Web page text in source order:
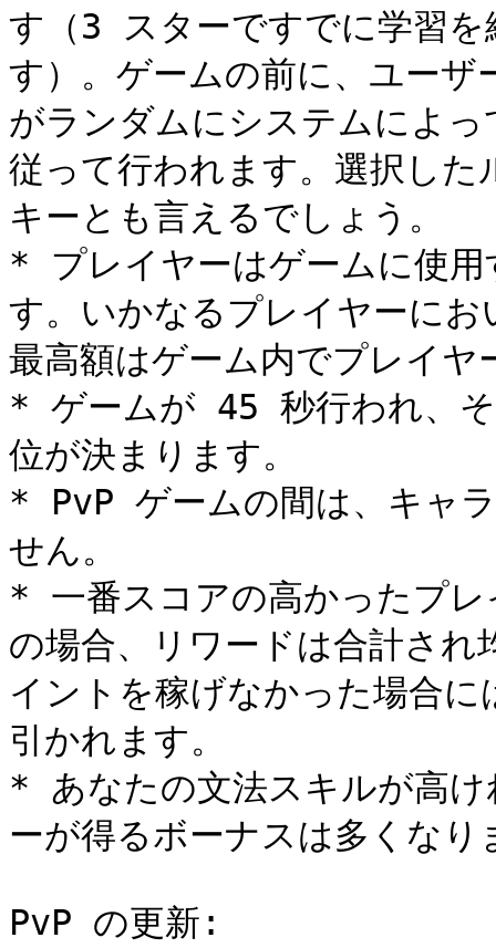
す（3 スターですでに学習
す）。ゲームの前に、ユー
がランダムにシステムによ
従って行われます。選択し
キーとも言えるでしょう。
* プレイヤーはゲームに使用
す。いかなるプレイヤーに
最高額はゲーム内でプレイ
* ゲームが 45 秒行われ、そ
位が決まります。
* PvP ゲームの間は、キャ
せん。
* 一番スコアの高かったプレ
の場合、リワードは合計さ
イントを稼げなかった場合
引かれます。
* あなたの文法スキルが高
ーが得るボーナスは多くなり
PvP の更新: